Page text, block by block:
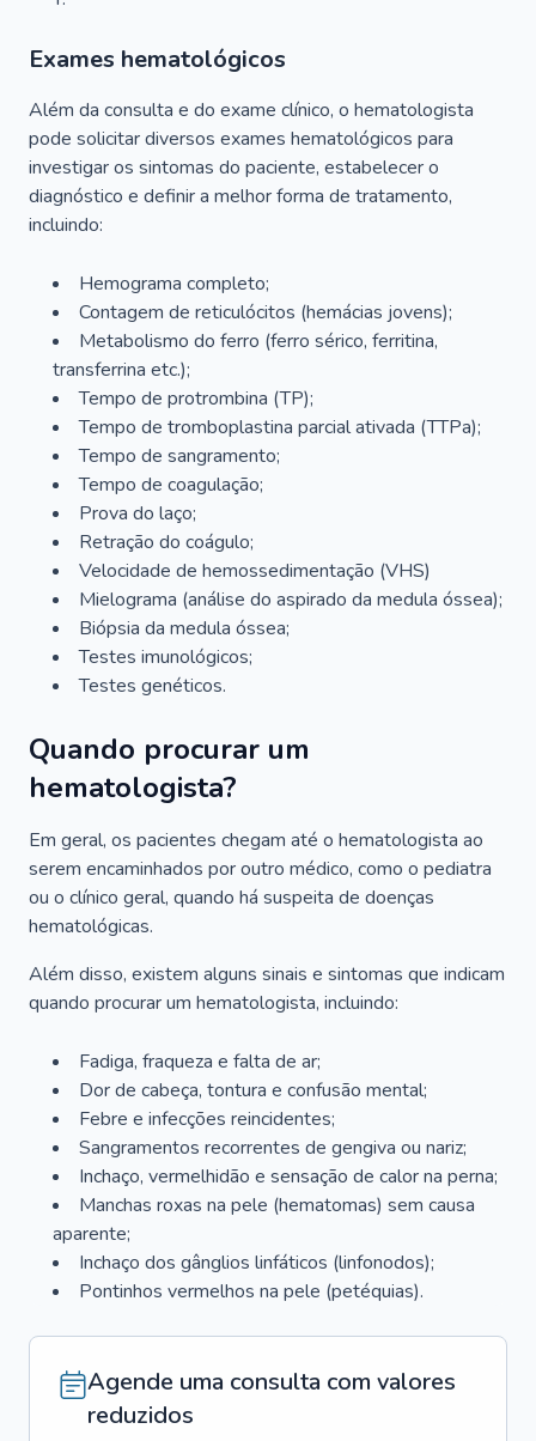
Exames hematológicos
Além da consulta e do exame clínico, o hematologista
pode solicitar diversos exames hematológicos para
investigar os sintomas do paciente, estabelecer o
diagnóstico e definir a melhor forma de tratamento,
incluindo:
Hemograma completo;
Contagem de reticulócitos (hemácias jovens);
Metabolismo do ferro (ferro sérico, ferritina,
transferrina etc.);
Tempo de protrombina (TP);
Tempo de tromboplastina parcial ativada (TTPa);
Tempo de sangramento;
Tempo de coagulação;
Prova do laço;
Retração do coágulo;
Velocidade de hemossedimentação (VHS)
Mielograma (análise do aspirado da medula óssea);
Biópsia da medula óssea;
Testes imunológicos;
Testes genéticos.
Quando procurar um
hematologista?
Em geral, os pacientes chegam até o hematologista ao
serem encaminhados por outro médico, como o pediatra
ou o clínico geral, quando há suspeita de doenças
hematológicas.
Além disso, existem alguns sinais e sintomas que indicam
quando procurar um hematologista, incluindo:
Fadiga, fraqueza e falta de ar;
Dor de cabeça, tontura e confusão mental;
Febre e infecções reincidentes;
Sangramentos recorrentes de gengiva ou nariz;
Inchaço, vermelhidão e sensação de calor na perna;
Manchas roxas na pele (hematomas) sem causa
aparente;
Inchaço dos gânglios linfáticos (linfonodos);
Pontinhos vermelhos na pele (petéquias).
Agende uma consulta com valores
reduzidos